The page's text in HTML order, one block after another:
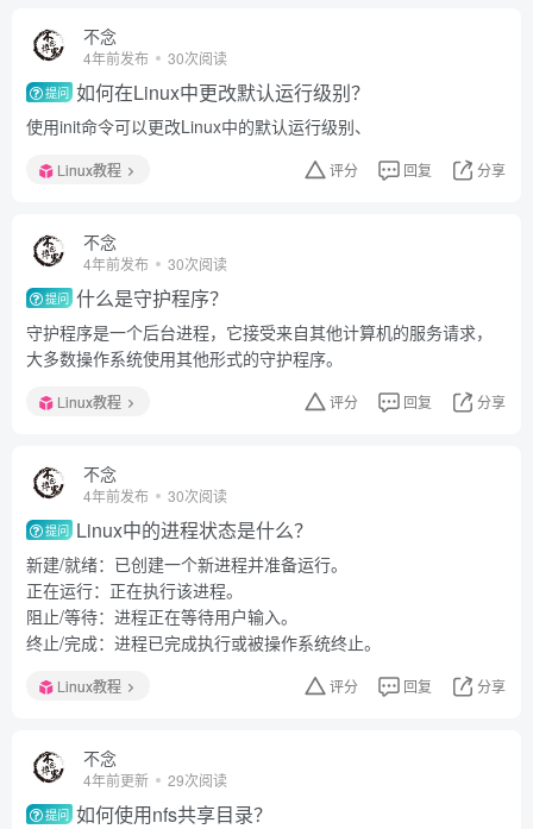
不念
4年前发布 30次阅读
提问 如何在Linux中更改默认运行级别？
使用init命令可以更改Linux中的默认运行级别、
Linux教程 评分 回复 分享
不念
4年前发布 30次阅读
提问 什么是守护程序？
守护程序是一个后台进程，它接受来自其他计算机的服务请求，
大多数操作系统使用其他形式的守护程序。
Linux教程 评分 回复 分享
不念
4年前发布 30次阅读
提问 Linux中的进程状态是什么？
新建/就绪：已创建一个新进程并准备运行。
正在运行：正在执行该进程。
阻止/等待：进程正在等待用户输入。
终止/完成：进程已完成执行或被操作系统终止。
Linux教程 评分 回复 分享
不念
4年前更新 29次阅读
提问 如何使用nfs共享目录？